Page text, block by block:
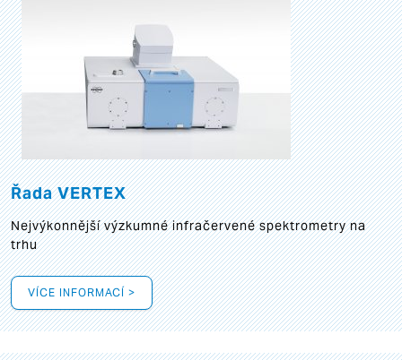
Řada VERTEX
Nejvýkonnější výzkumné infračervené spektrometry na
trhu
VÍCE INFORMACÍ >